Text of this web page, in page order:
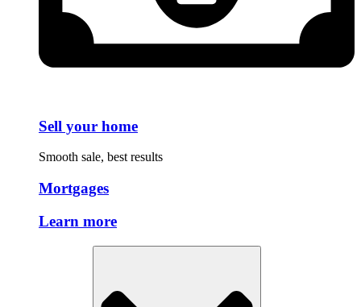
Sell your home
Smooth sale, best results
Mortgages
Learn more